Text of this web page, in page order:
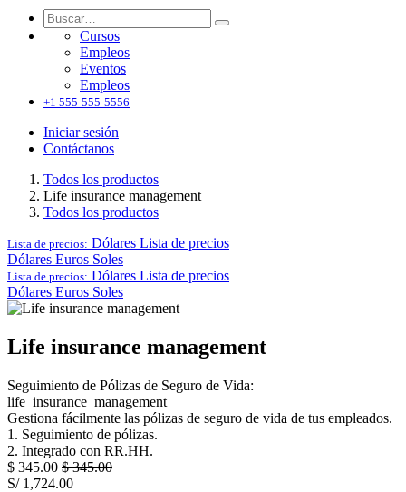
Cursos
Empleos
Eventos
Empleos
+1 555-555-5556
Iniciar sesión
Contáctanos
Todos los productos
Life insurance management
Todos los productos
Lista de precios: Dólares Lista de precios
Dólares Euros Soles
Lista de precios: Dólares Lista de precios
Dólares Euros Soles
Life insurance management
Seguimiento de Pólizas de Seguro de Vida:
life_insurance_management
Gestiona fácilmente las pólizas de seguro de vida de tus empleados.
1. Seguimiento de pólizas.
2. Integrado con RR.HH.
$ 345.00 $345.00
S/ 1,724.00